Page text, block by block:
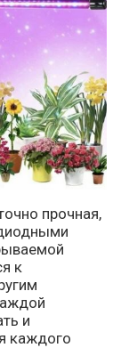
прочная,
к
и
каждого